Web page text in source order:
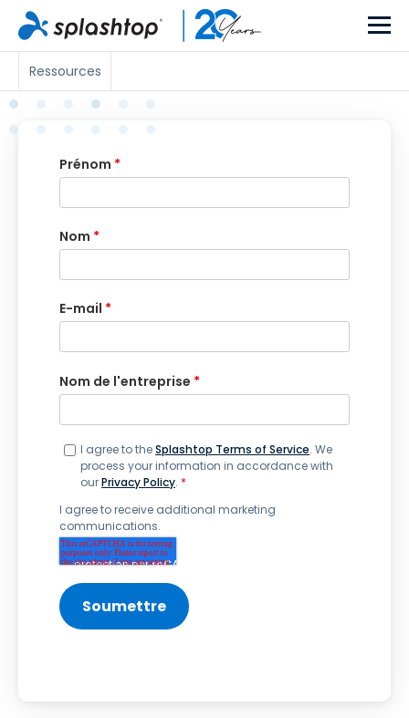
Ressources
Prénom *
Nom *
E-mail *
Nom de l'entreprise *
I agree to theSplashtop Terms of Service. We
process your information in accordance with
ourPrivacy Policy. *
I agree to receive additional marketing
communications.